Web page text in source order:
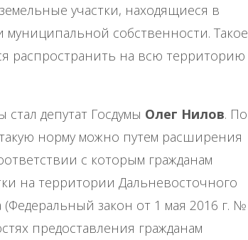
участки, находящиеся в
муниципальной собственности. Такое
распространить на всю территорию
депутат Госдумы Олег Нилов. По
норму можно путем расширения
с которым гражданам
на территории Дальневосточного
(Федеральный закон от 1 мая 2016 г. №
предоставления гражданам